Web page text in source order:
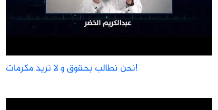
نحن نطالب بحقوق و لا نريد مكرمات!